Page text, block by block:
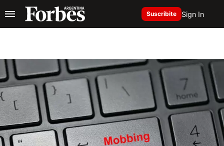
Suscribite Sign In